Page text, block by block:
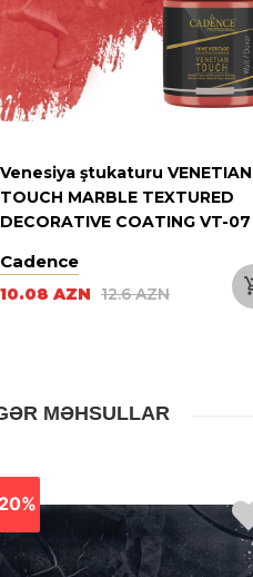
Venesiya ştukaturu VENETIAN
TOUCH MARBLE TEXTURED
DECORATIVE COATING VT-07
Cadence
10.08 AZN 12.6 AZN
MƏHSULLAR